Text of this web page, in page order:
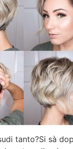
tanto?Si sà